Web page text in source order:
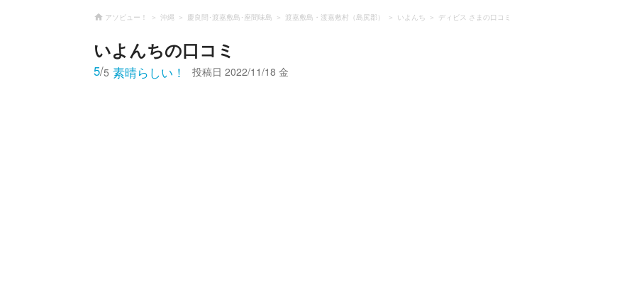
アソビュー！ 沖縄 慶良間･渡嘉敷島･座間味島 渡嘉敷島・渡嘉敷村（島尻郡） いよんち ディビス さまの口コミ
いよんちの口コミ
5/5 素晴らしい！ 投稿日 2022/11/18 金